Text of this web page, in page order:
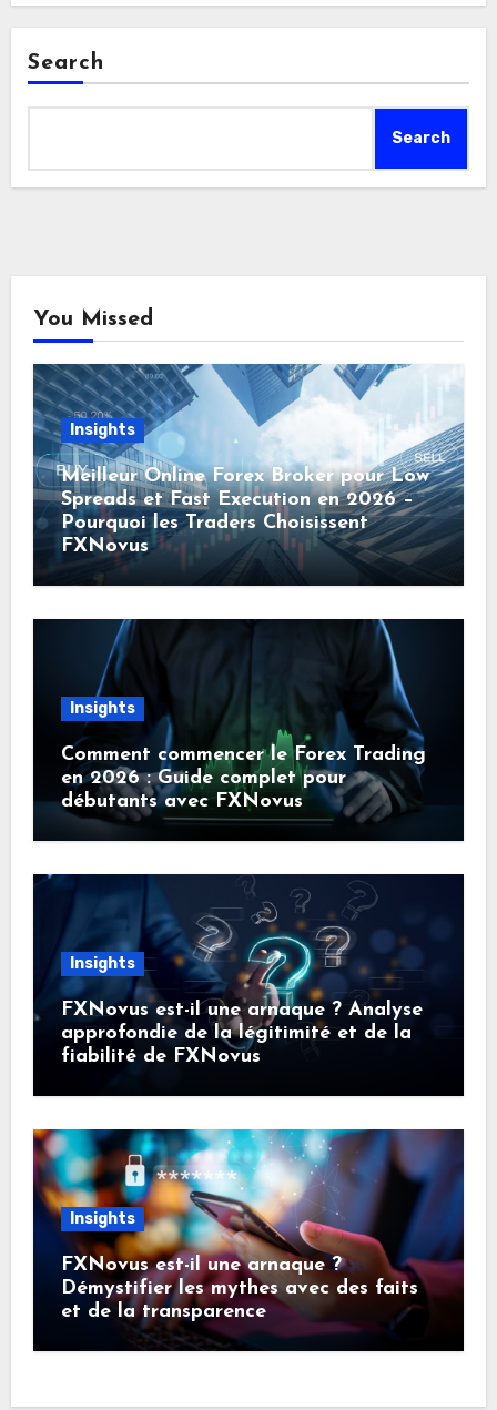
Search
Search
You Missed
Insights
Meilleur Online Forex Broker pour Low
Spreads et Fast Execution en 2026 –
Pourquoi les Traders Choisissent
FXNovus
Insights
Comment commencer le Forex Trading
en 2026 : Guide complet pour
débutants avec FXNovus
Insights
FXNovus est-il une arnaque ? Analyse
approfondie de la légitimité et de la
fiabilité de FXNovus
Insights
FXNovus est-il une arnaque ?
Démystifier les mythes avec des faits
et de la transparence